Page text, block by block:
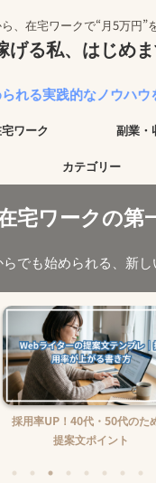
、在宅ワークで“月5万円”
げる私、はじめま
ウハウをPDFでプレゼ
ワーク 副業・
カテゴリー
宅ワークの第
でも始められる、新し
採用率UP！40代・50代のた
提案文ポイント